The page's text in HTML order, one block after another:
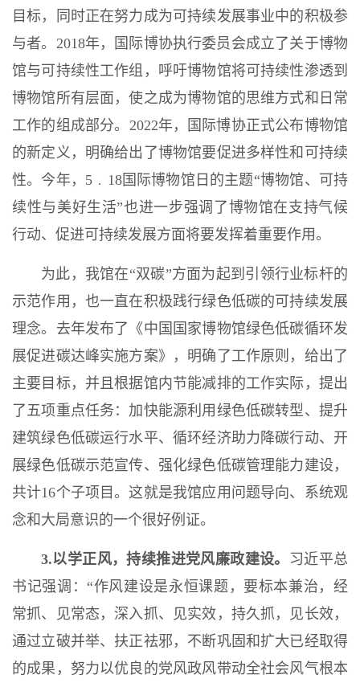
目标，同时正在努力成为可持续发展事业中的积极参
与者。2018年，国际博协执行委员会成立了关于博物
馆与可持续性工作组，呼吁博物馆将可持续性渗透到
博物馆所有层面，使之成为博物馆的思维方式和日常
工作的组成部分。2022年，国际博协正式公布博物馆
的新定义，明确给出了博物馆要促进多样性和可持续
性。今年，5﹒18国际博物馆日的主题“博物馆、可持
续性与美好生活”也进一步强调了博物馆在支持气候
行动、促进可持续发展方面将要发挥着重要作用。
为此，我馆在“双碳”方面为起到引领行业标杆的
示范作用，也一直在积极践行绿色低碳的可持续发展
理念。去年发布了《中国国家博物馆绿色低碳循环发
展促进碳达峰实施方案》，明确了工作原则，给出了
主要目标，并且根据馆内节能减排的工作实际，提出
了五项重点任务：加快能源利用绿色低碳转型、提升
建筑绿色低碳运行水平、循环经济助力降碳行动、开
展绿色低碳示范宣传、强化绿色低碳管理能力建设，
共计16个子项目。这就是我馆应用问题导向、系统观
念和大局意识的一个很好例证。
3.以学正风，持续推进党风廉政建设。
习近平总
书记强调：“作风建设是永恒课题，要标本兼治，经
常抓、见常态，深入抓、见实效，持久抓，见长效，
通过立破并举、扶正祛邪，不断巩固和扩大已经取得
的成果，努力以优良的党风政风带动全社会风气根本